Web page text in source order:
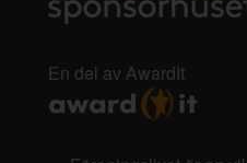
En del av AwardIt